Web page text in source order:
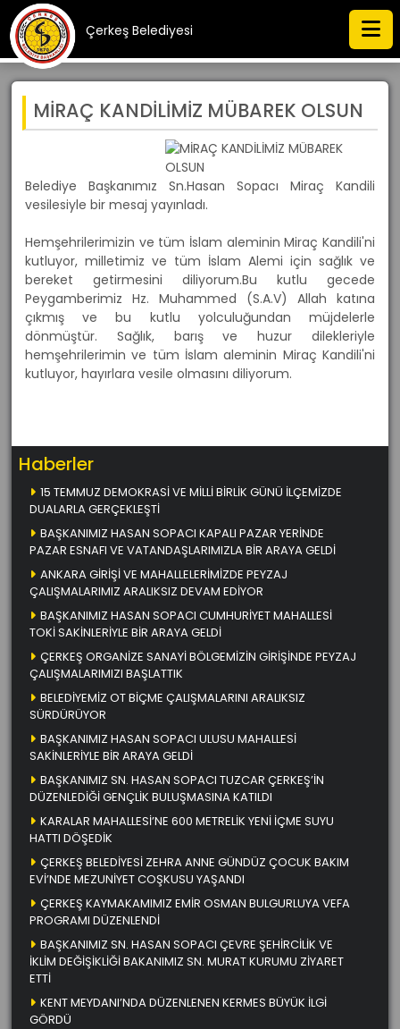
Çerkeş Belediyesi
Haberler
15 TEMMUZ DEMOKRASİ VE MİLLİ BİRLİK GÜNÜ İLÇEMİZDE
DUALARLA GERÇEKLEŞTİ
BAŞKANIMIZ HASAN SOPACI KAPALI PAZAR YERİNDE
PAZAR ESNAFI VE VATANDAŞLARIMIZLA BİR ARAYA GELDİ
ANKARA GİRİŞİ VE MAHALLELERİMİZDE PEYZAJ
ÇALIŞMALARIMIZ ARALIKSIZ DEVAM EDİYOR
BAŞKANIMIZ HASAN SOPACI CUMHURİYET MAHALLESİ
TOKİ SAKİNLERİYLE BİR ARAYA GELDİ
ÇERKEŞ ORGANİZE SANAYİ BÖLGEMİZİN GİRİŞİNDE PEYZAJ
ÇALIŞMALARIMIZI BAŞLATTIK
BELEDİYEMİZ OT BİÇME ÇALIŞMALARINI ARALIKSIZ
SÜRDÜRÜYOR
BAŞKANIMIZ HASAN SOPACI ULUSU MAHALLESİ
SAKİNLERİYLE BİR ARAYA GELDİ
BAŞKANIMIZ SN. HASAN SOPACI TUZCAR ÇERKEŞ’İN
DÜZENLEDİĞİ GENÇLİK BULUŞMASINA KATILDI
KARALAR MAHALLESİ’NE 600 METRELİK YENİ İÇME SUYU
HATTI DÖŞEDİK
ÇERKEŞ BELEDİYESİ ZEHRA ANNE GÜNDÜZ ÇOCUK BAKIM
EVİ’NDE MEZUNİYET COŞKUSU YAŞANDI
ÇERKEŞ KAYMAKAMIMIZ EMİR OSMAN BULGURLUYA VEFA
PROGRAMI DÜZENLENDİ
BAŞKANIMIZ SN. HASAN SOPACI ÇEVRE ŞEHİRCİLİK VE
İKLİM DEĞİŞİKLİĞİ BAKANIMIZ SN. MURAT KURUMU ZİYARET
ETTİ
KENT MEYDANI’NDA DÜZENLENEN KERMES BÜYÜK İLGİ
GÖRDÜ
MİRAÇ KANDİLİMİZ MÜBAREK OLSUN
Belediye Başkanımız Sn.Hasan Sopacı Miraç Kandili
vesilesiyle bir mesaj yayınladı.
Hemşehrilerimizin ve tüm İslam aleminin Miraç Kandili'ni
kutluyor, milletimiz ve tüm İslam Alemi için sağlık ve
bereket getirmesini diliyorum.Bu kutlu gecede
Peygamberimiz Hz. Muhammed (S.A.V) Allah katına
çıkmış ve bu kutlu yolculuğundan müjdelerle
dönmüştür. Sağlık, barış ve huzur dilekleriyle
hemşehrilerimin ve tüm İslam aleminin Miraç Kandili'ni
kutluyor, hayırlara vesile olmasını diliyorum.